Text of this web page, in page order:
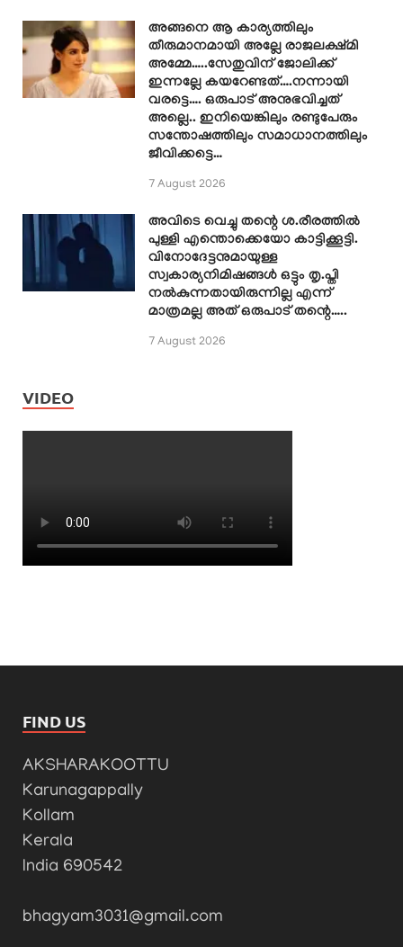
അങ്ങനെ ആ കാര്യത്തിലും
തീരുമാനമായി അല്ലേ രാജലക്ഷ്മി
അമ്മേ…..സേതുവിന് ജോലിക്ക്
ഇന്നല്ലേ കയറേണ്ടത്….നന്നായി
വരട്ടെ…. ഒരുപാട് അനുഭവിച്ചത്
അല്ലെ.. ഇനിയെങ്കിലും രണ്ടുപേരും
സന്തോഷത്തിലും സമാധാനത്തിലും
ജീവിക്കട്ടെ…
7 August 2026
അവിടെ വെച്ചു തന്റെ ശ.രീരത്തിൽ
പുള്ളി എന്തൊക്കെയോ കാട്ടിക്കൂട്ടി.
വിനോദേട്ടനുമായുള്ള
സ്വകാര്യനിമിഷങ്ങൾ ഒട്ടും തൃ.പ്തി
നൽകുന്നതായിരുന്നില്ല എന്ന്
മാത്രമല്ല അത് ഒരുപാട് തന്റെ…..
7 August 2026
VIDEO
FIND US
AKSHARAKOOTTU
Karunagappally
Kollam
Kerala
India 690542
bhagyam3031@gmail.com